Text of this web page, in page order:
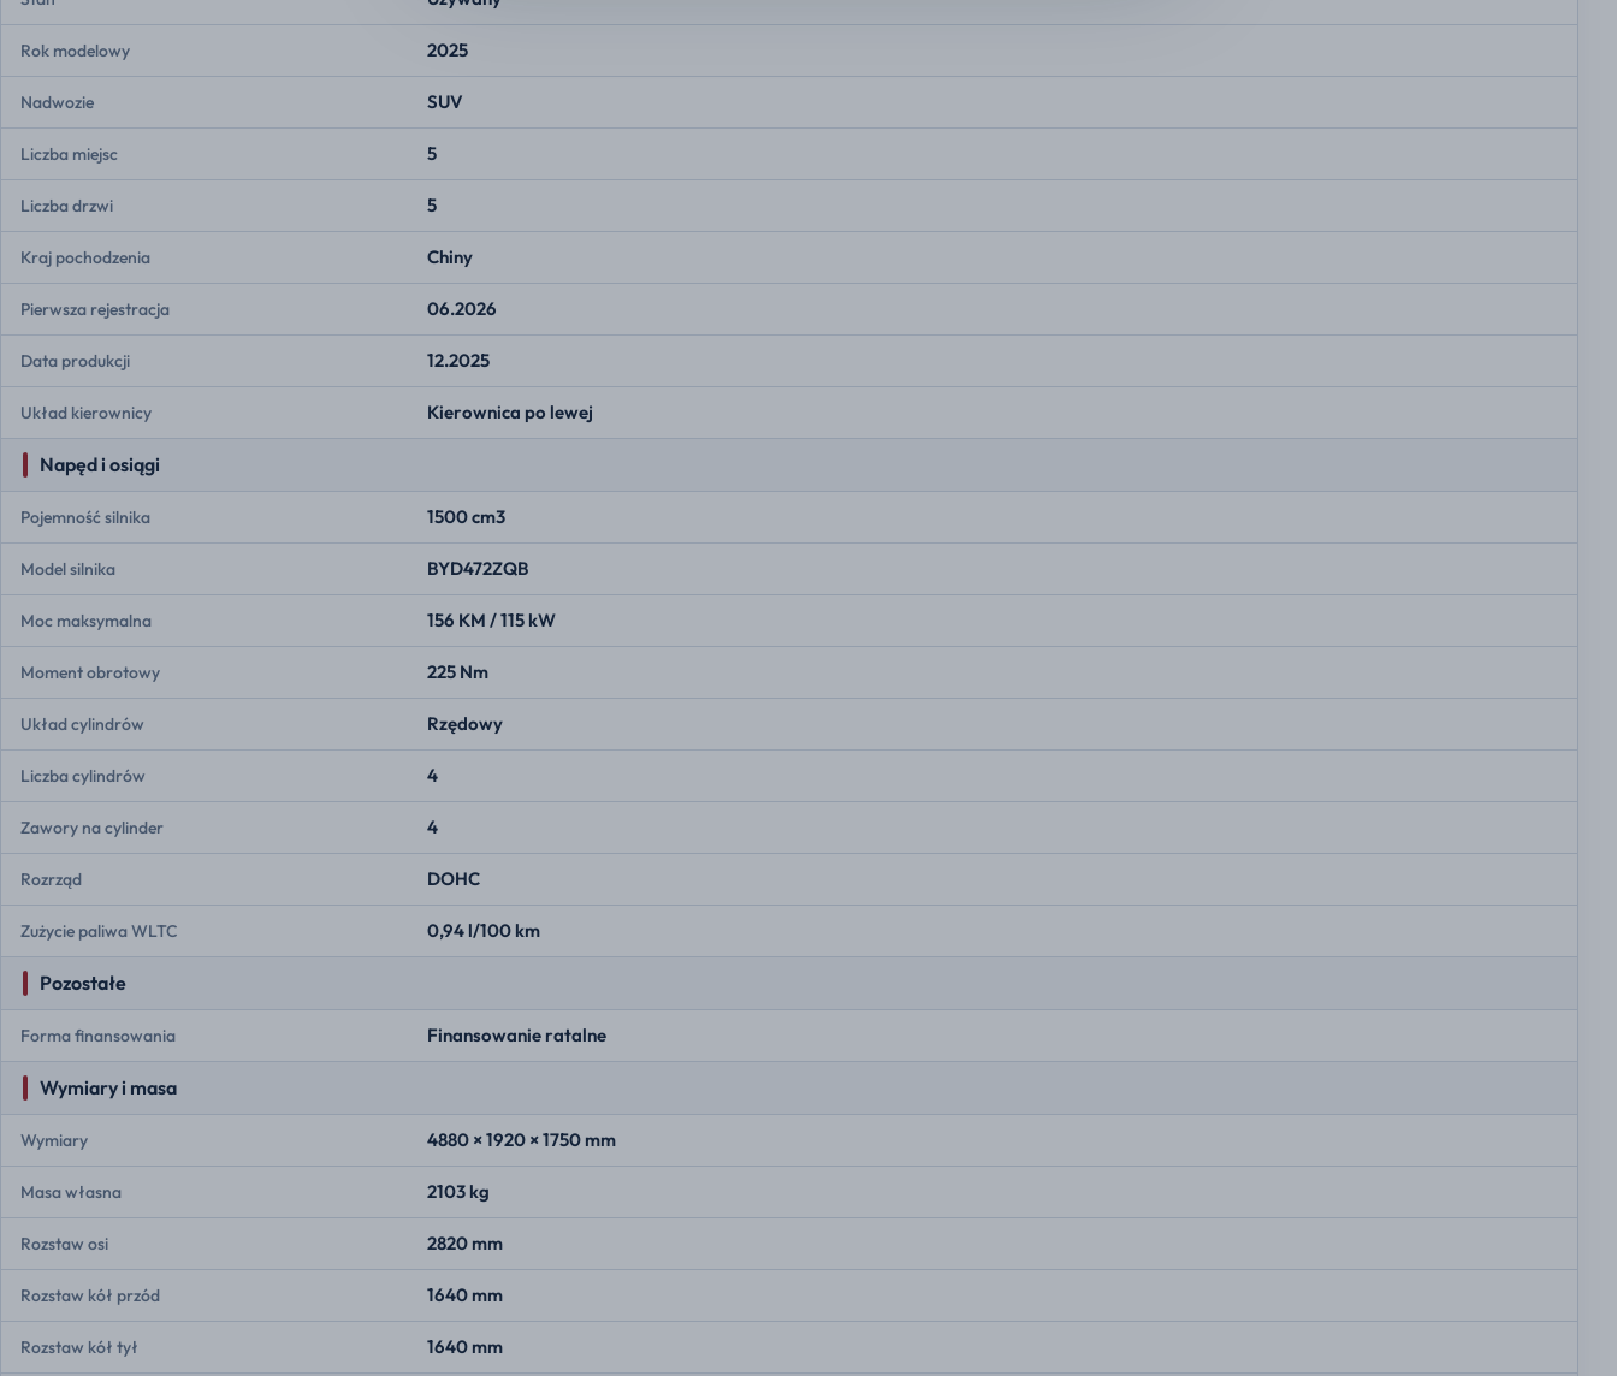
Rok modelowy 2025
Nadwozie SUV
Liczba miejsc 5
Liczba drzwi 5
Kraj pochodzenia Chiny
Pierwsza rejestracja 06.2026
Data produkcji 12.2025
Układ kierownicy Kierownica po lewej
Napęd i osiągi
Pojemność silnika 1500 cm3
Model silnika BYD472ZQB
Moc maksymalna 156 KM / 115 kW
Moment obrotowy 225 Nm
Układ cylindrów Rzędowy
Liczba cylindrów 4
Zawory na cylinder 4
Rozrząd DOHC
Zużycie paliwa WLTC 0,94 l/100 km
Pozostałe
Forma finansowania Finansowanie ratalne
Wymiary i masa
Wymiary 4880 × 1920 × 1750 mm
Masa własna 2103 kg
Rozstaw osi 2820 mm
Rozstaw kół przód 1640 mm
Rozstaw kół tył 1640 mm